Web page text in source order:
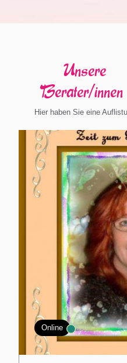
Unsere
Berater/innen
Hier haben Sie eine
Online